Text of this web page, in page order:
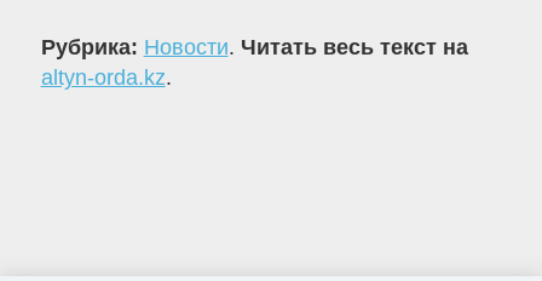
Рубрика: Новости. Читать весь текст на
altyn-orda.kz.